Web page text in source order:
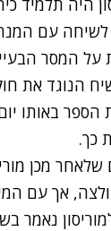
מוריסון היה
עם
על המסר
הנוגד את
הספר באותו
כך.
מכן
אך עם
נאמר